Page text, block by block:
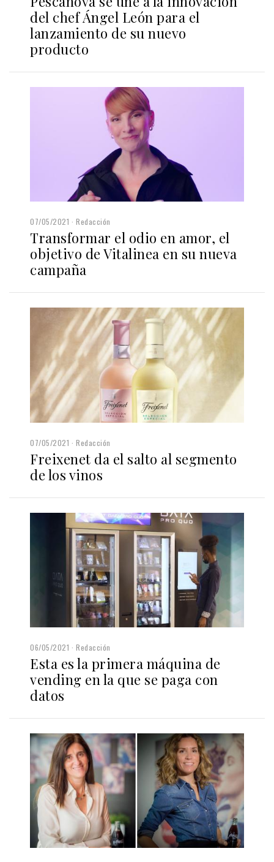
del chef Ángel León para el
lanzamiento de su nuevo
producto
07/05/2021 Redacción
Transformar el odio en amor, el
objetivo de Vitalinea en su nueva
campaña
07/05/2021 Redacción
Freixenet da el salto al segmento
de los vinos
06/05/2021 Redacción
Esta es la primera máquina de
vending en la que se paga con
datos